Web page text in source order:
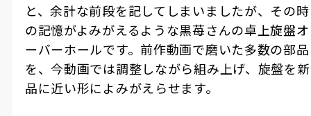
と、余計な前段を記してしまいましたが、その時
の記憶がよみがえるような黒苺さんの卓上旋盤オ
ーバーホールです。前作動画で磨いた多数の部品
を、今動画では調整しながら組み上げ、旋盤を新
品に近い形によみがえらせます。